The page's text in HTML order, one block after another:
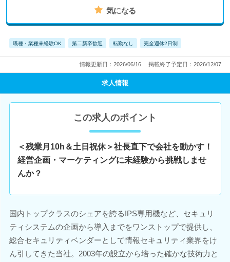
気になる
職種・業種未経験OK 第二新卒歓迎 転勤なし 完全週休2日制
情報更新日：2026/06/16 掲載終了予定日：2026/12/07
求人情報
この求人のポイント
＜残業月10h＆土日祝休＞社長直下で会社を動かす！
経営企画・マーケティングに未経験から挑戦しませ
んか？
国内トップクラスのシェアを誇るIPS専用機など、セキュリ
ティシステムの企画から導入までをワンストップで提供し、
総合セキュリティベンダーとして情報セキュリティ業界をけ
ん引してきた当社。2003年の設立から培った確かな技術力と